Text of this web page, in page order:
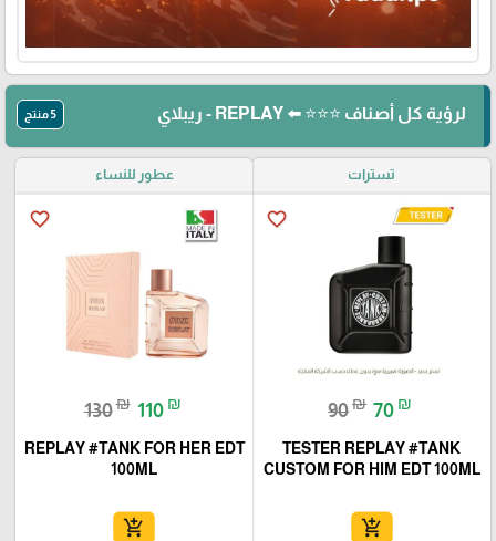
لرؤية كل أصناف ⭐⭐⭐ ⬅️ REPLAY - ريبلاي 5 منتج
تسترات
favorite_border
90₪ 70 ₪
TESTER REPLAY #TANK
CUSTOM FOR HIM EDT 100ML
add_shopping_cart
عطور للنساء
favorite_border
130₪ 110 ₪
REPLAY #TANK FOR HER EDT
100ML
add_shopping_cart